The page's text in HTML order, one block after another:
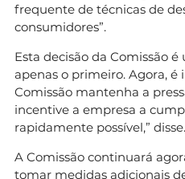
frequente de técnicas de
consumidores”.
Esta decisão da Comissão
apenas o primeiro. Agora,
Comissão mantenha a
incentive a empresa a
rapidamente possível,” disse.
A Comissão continuará
tomar medidas adicionais